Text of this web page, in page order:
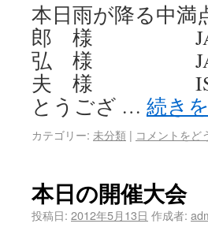
本日雨が降る中
郎 様
弘 様
夫 様 ISSF
とうござ … 続き
カテゴリー: 未分類 | コメントをど
本日の開催大会
投稿日: 2012年5月13日 作成者: